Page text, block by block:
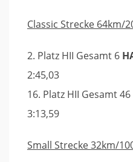
Classic Strecke 64km/
2. Platz HII Gesamt 6
2:45,03
16. Platz HII Gesamt 46
3:13,59
Small Strecke 32km/